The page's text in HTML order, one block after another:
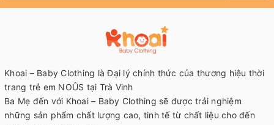
Khoai – Baby Clothing là Đại lý chính thức của thương hiệu thời
trang trẻ em NOÛS tại Trà Vinh
Ba Mẹ đến với Khoai – Baby Clothing sẽ được trải nghiệm
những sản phẩm chất lượng cao, tinh tế từ chất liệu cho đến